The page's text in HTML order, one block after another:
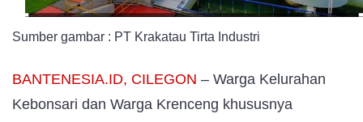
KTI
Sumber gambar : PT Krakatau Tirta Industri
BANTENESIA.ID, CILEGON – Warga Kelurahan
Kebonsari dan Warga Krenceng khususnya